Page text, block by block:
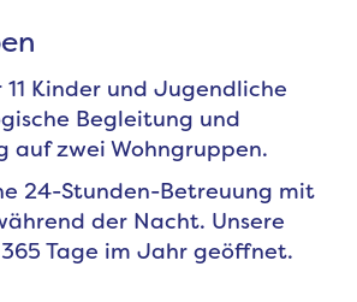
Kinder und Jugendliche
Begleitung und
auf zwei Wohngruppen.
24-Stunden-Betreuung mit
der Nacht. Unsere
Tage im Jahr geöffnet.